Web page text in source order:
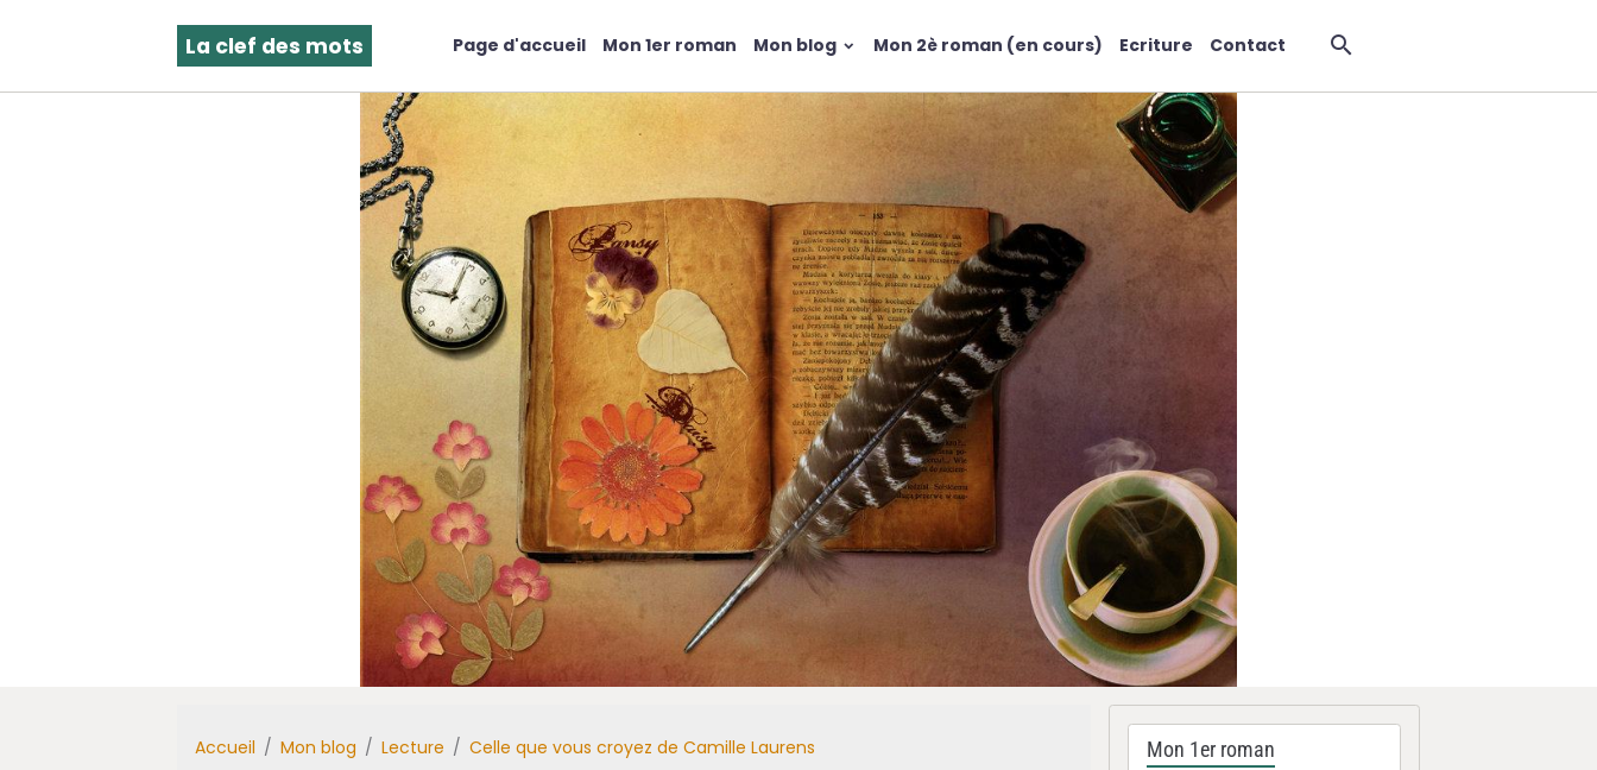
La clef des mots Page d'accueil Mon 1er roman Mon blog Mon 2è roman (en cours) Ecriture Contact
Accueil Mon blog Lecture Celle que vous croyez de Camille Laurens Mon 1er roman